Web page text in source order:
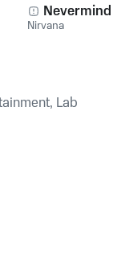
Nevermind
Nirvana
Lab